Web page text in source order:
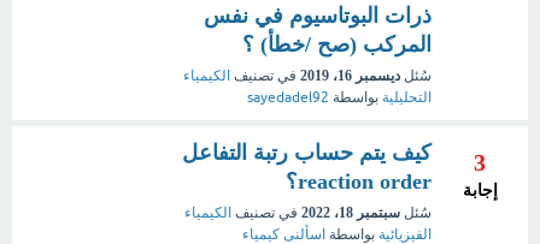
ذرات البوتاسيوم في نفس
المركب (صح /خطأ) ؟
سُئل ديسمبر 16، 2019 في تصنيف الكيمياء
التحليلية بواسطة sayedadel92
3
إجابة
كيف يتم حساب رتبة التفاعل
reaction order؟
سُئل سبتمبر 18، 2022 في تصنيف الكيمياء
الفيزيائية بواسطة اسألنى كيمياء